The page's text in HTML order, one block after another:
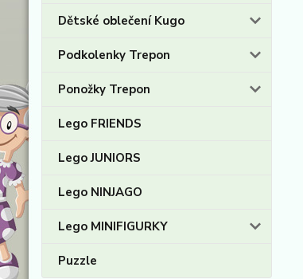
Dětské oblečení Kugo
Podkolenky Trepon
Ponožky Trepon
Lego FRIENDS
Lego JUNIORS
Lego NINJAGO
Lego MINIFIGURKY
Puzzle